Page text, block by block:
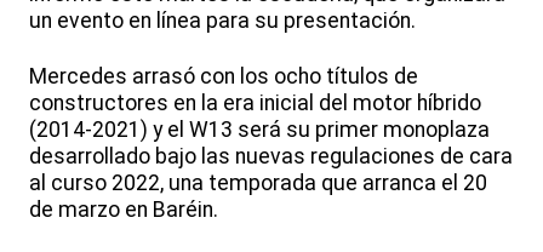
un evento en línea para su presentación.
Mercedes arrasó con los ocho títulos de
constructores en la era inicial del motor híbrido
(2014-2021) y el W13 será su primer monoplaza
desarrollado bajo las nuevas regulaciones de cara
al curso 2022, una temporada que arranca el 20
de marzo en Baréin.